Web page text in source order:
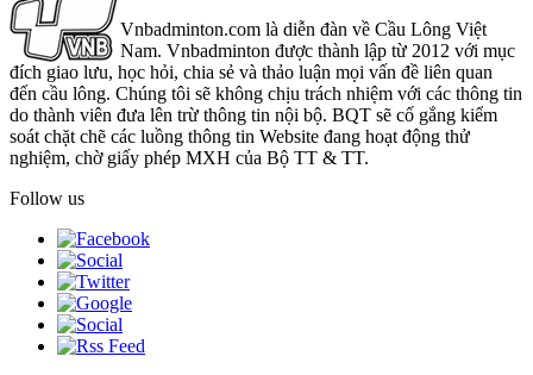
Vnbadminton.com là diễn đàn về Cầu Lông Việt
Nam. Vnbadminton được thành lập từ 2012 với mục
đích giao lưu, học hỏi, chia sẻ và thảo luận mọi vấn đề liên quan
đến cầu lông. Chúng tôi sẽ không chịu trách nhiệm với các thông tin
do thành viên đưa lên trừ thông tin nội bộ. BQT sẽ cố gắng kiểm
soát chặt chẽ các luồng thông tin Website đang hoạt động thử
nghiệm, chờ giấy phép MXH của Bộ TT & TT.
Follow us